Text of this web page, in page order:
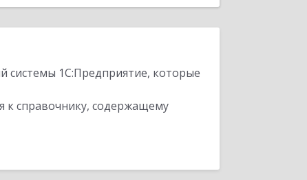
системы 1С:Предприятие, которые
к справочнику, содержащему